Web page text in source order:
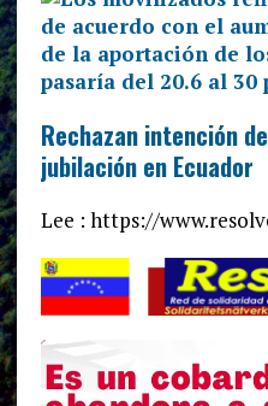
Rechazan intención
jubilación en Ecuador
Lee : https://